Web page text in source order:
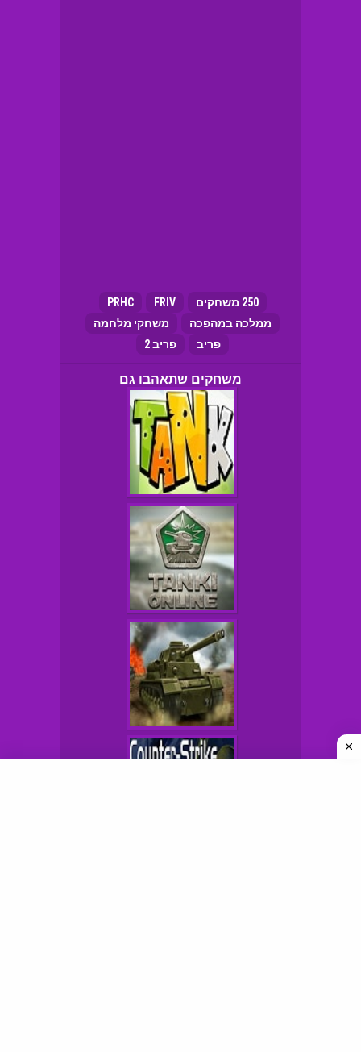
250 משחקים FRIV
PRHC
ממלכה במהפכה
משחקי מלחמה
פריב
פריב 2
משחקים שתאהבו גם